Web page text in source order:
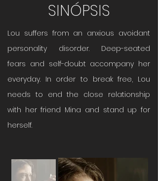
SINÓPSIS
Lou suffers from an anxious avoidant
personality disorder. Deep-seated
fears and self-doubt accompany her
everyday. In order to break free, Lou
needs to end the close relationship
with her friend Mina and stand up for
herself.